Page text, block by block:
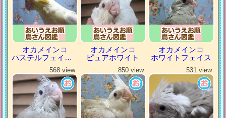
オカメインコ
パステルフェイスルチノー
オカメインコ
ピュアホワイト
オカメインコ
ホワイトフェイス
568 view 850 view 531 view